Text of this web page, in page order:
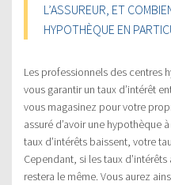
L’ASSUREUR, ET
HYPOTHÈQUE EN
Les professionnels des centres
vous garantir un taux d’intérêt
vous magasinez pour votre
assuré d’avoir une hypothèque
taux d’intérêts baissent, votre
Cependant, si les taux
restera le même. Vous aurez